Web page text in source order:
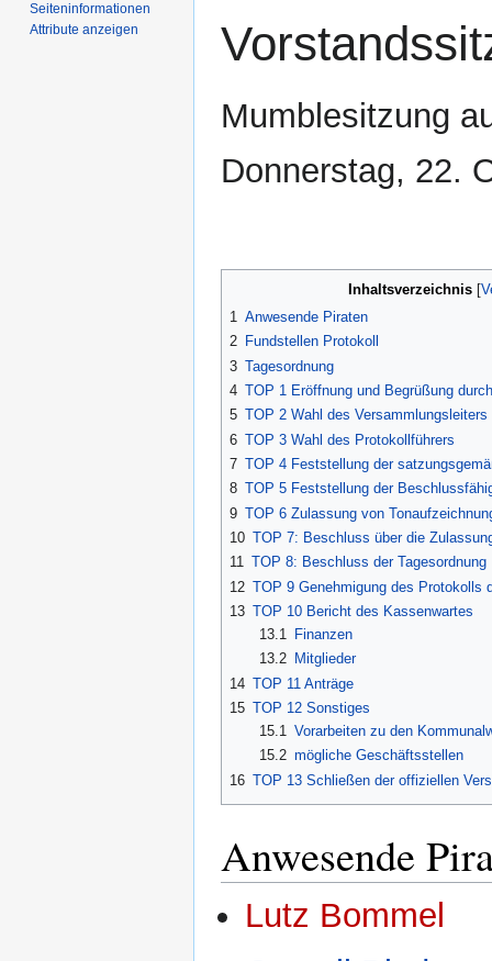
Mumblesitzung
Donnerstag, 22.
Inhaltsverzeichnis
1 Anwesende Piraten
2 Fundstellen Protokoll
3 Tagesordnung
4 TOP 1 Eröffnung und Begrüßung
5 TOP 2 Wahl des Versammlungsleiters
6 TOP 3 Wahl des Protokollführers
7 TOP 4 Feststellung der
8 TOP 5 Feststellung der
9 TOP 6 Zulassung von
10 TOP 7: Beschluss über die
11 TOP 8: Beschluss der Tagesordnung
12 TOP 9 Genehmigung des Protokolls
13 TOP 10 Bericht des Kassenwartes
13.1
Finanzen
13.2
Mitglieder
14 TOP 11 Anträge
15 TOP 12 Sonstiges
15.1 Vorarbeiten zu den
15.2 mögliche Geschäftsstellen
16 TOP 13 Schließen der offiziellen
Anwesende
Lutz Bommel
Seiten­­informationen
Attribute anzeigen